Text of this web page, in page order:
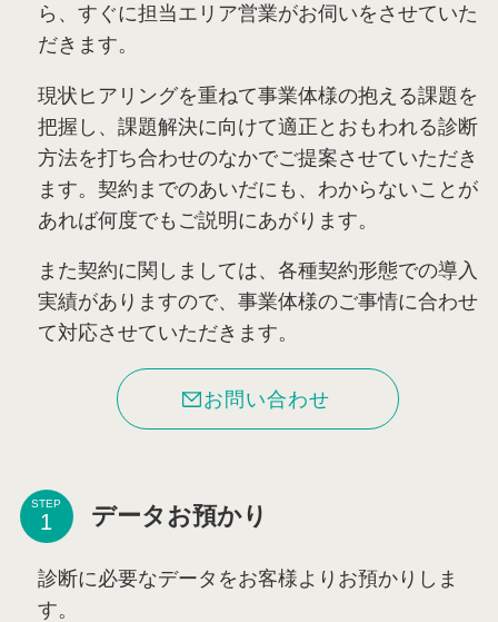
ら、すぐに担当エリア営業がお伺いをさせていた
だきます。
現状ヒアリングを重ねて事業体様の抱える課題を
把握し、課題解決に向けて適正とおもわれる診断
方法を打ち合わせのなかでご提案させていただき
ます。契約までのあいだにも、わからないことが
あれば何度でもご説明にあがります。
また契約に関しましては、各種契約形態での導入
実績がありますので、事業体様のご事情に合わせ
て対応させていただきます。
お問い合わせ
STEP データお預かり
診断に必要なデータをお客様よりお預かりしま
す。